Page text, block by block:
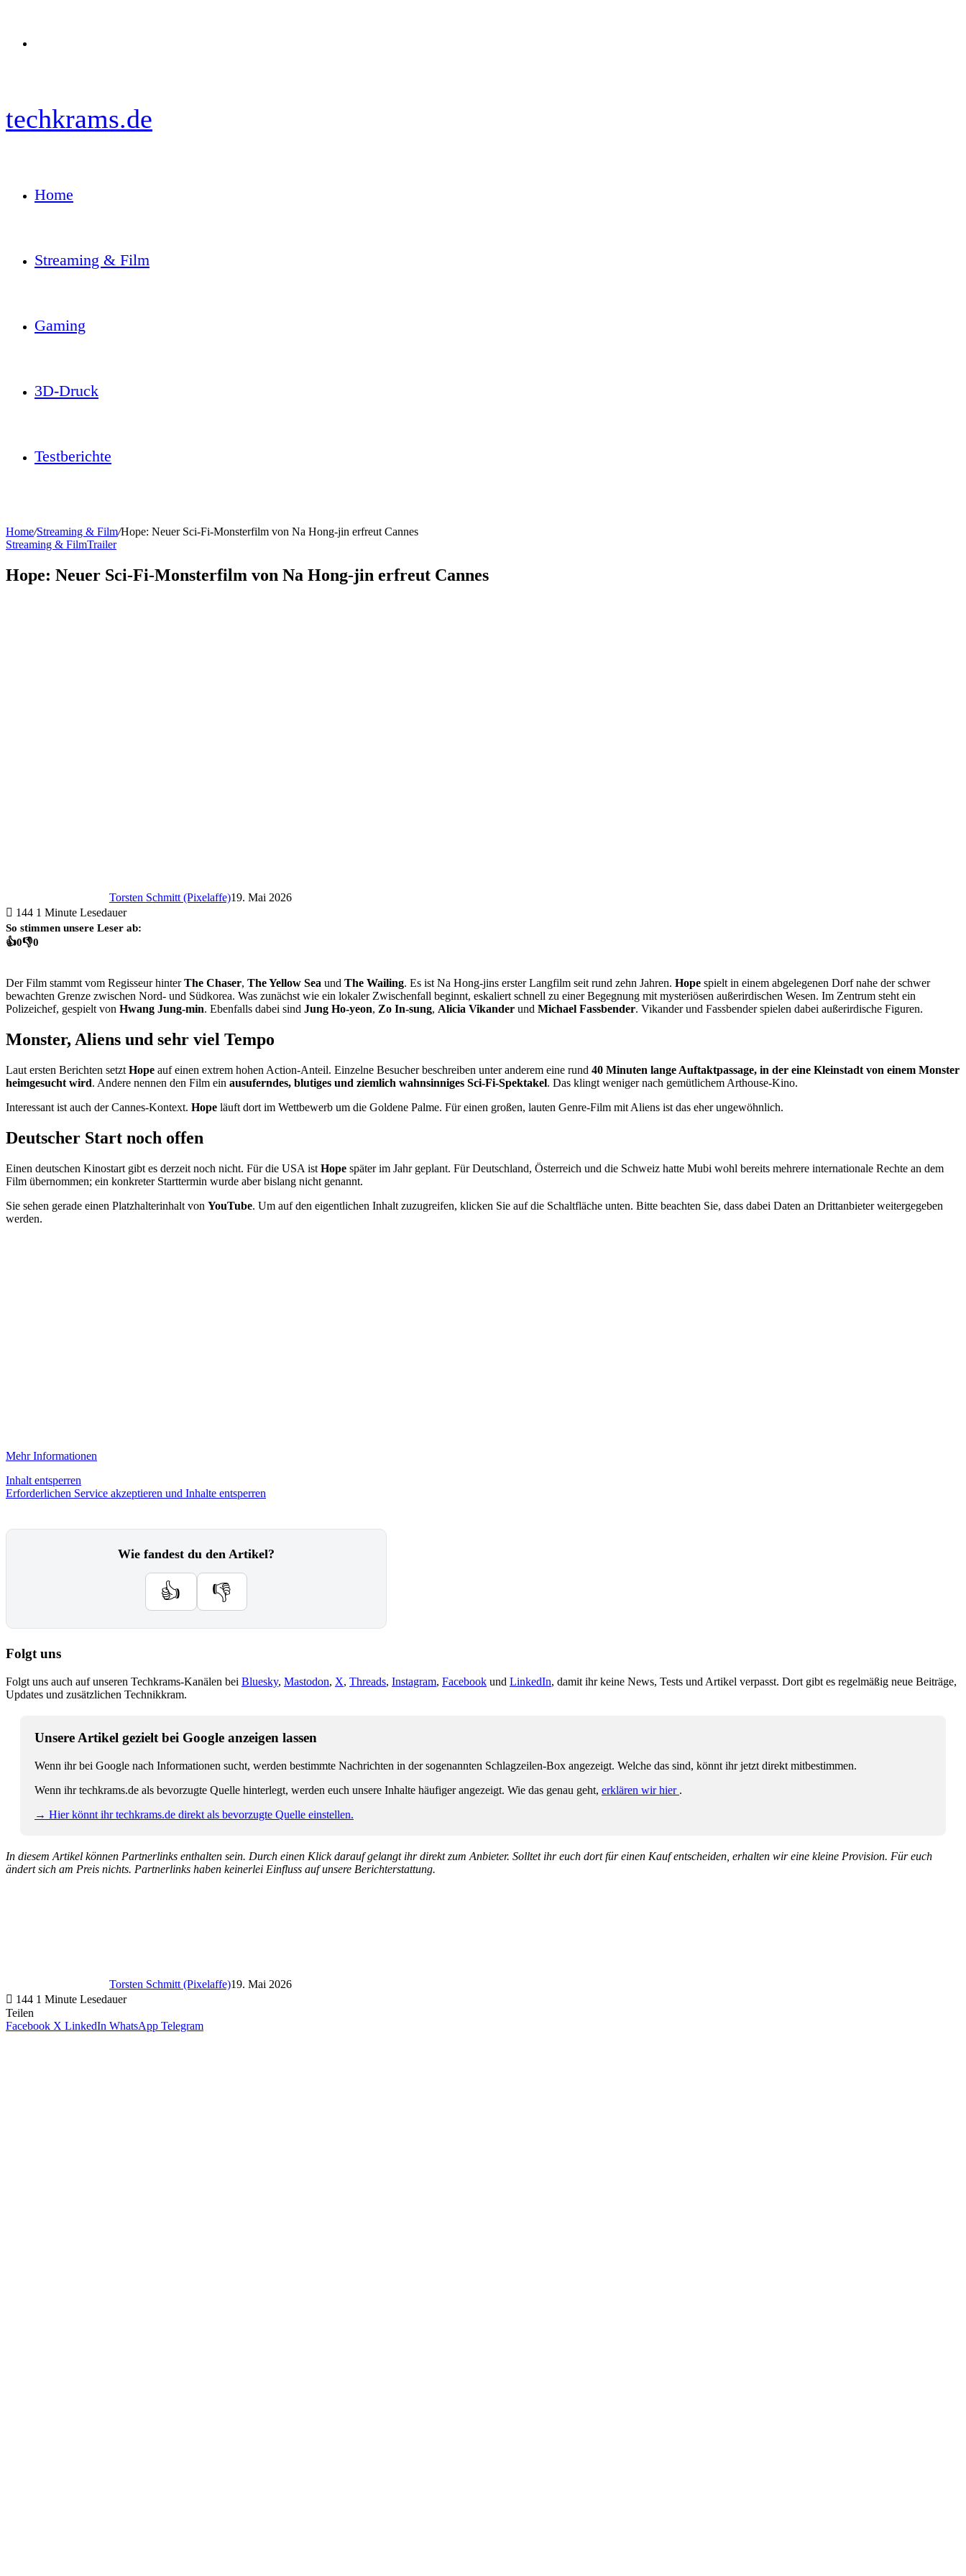
techkrams.de
Home
Streaming & Film
Gaming
3D-Druck
Testberichte
Home/Streaming & Film/Hope: Neuer Sci-Fi-Monsterfilm von Na Hong-jin erfreut Cannes
Streaming & FilmTrailer
Hope: Neuer Sci-Fi-Monsterfilm von Na Hong-jin erfreut Cannes
Torsten Schmitt (Pixelaffe)19. Mai 2026
144 1 Minute Lesedauer
So stimmen unsere Leser ab:
👍0👎0
Der Film stammt vom Regisseur hinterThe Chaser, The Yellow Sea und The Wailing. Es ist Na Hong-jins erster Langfilm seit rund zehn Jahren. Hope spielt in einem abgelegenen Dorf nahe der schwer
bewachten Grenze zwischen Nord- und Südkorea. Was zunächst wie ein lokaler Zwischenfall beginnt, eskaliert schnell zu einer Begegnung mit mysteriösen außerirdischen Wesen. Im Zentrum steht ein
Polizeichef, gespielt von Hwang Jung-min. Ebenfalls dabei sind Jung Ho-yeon, Zo In-sung, Alicia Vikander und Michael Fassbender. Vikander und Fassbender spielen dabei außerirdische Figuren.
Monster, Aliens und sehr viel Tempo
Laut ersten Berichten setzt Hope auf einen extrem hohen Action-Anteil. Einzelne Besucher beschreiben unter anderem eine rund 40 Minuten lange Auftaktpassage, in der eine Kleinstadt von einem Monster
heimgesucht wird. Andere nennen den Film ein ausuferndes, blutiges und ziemlich wahnsinniges Sci-Fi-Spektakel. Das klingt weniger nach gemütlichem Arthouse-Kino.
Interessant ist auch der Cannes-Kontext. Hope läuft dort im Wettbewerb um die Goldene Palme. Für einen großen, lauten Genre-Film mit Aliens ist das eher ungewöhnlich.
Deutscher Start noch offen
Einen deutschen Kinostart gibt es derzeit noch nicht. Für die USA ist Hope später im Jahr geplant. Für Deutschland, Österreich und die Schweiz hatte Mubi wohl bereits mehrere internationale Rechte an dem
Film übernommen; ein konkreter Starttermin wurde aber bislang nicht genannt.
Sie sehen gerade einen Platzhalterinhalt von YouTube. Um auf den eigentlichen Inhalt zuzugreifen, klicken Sie auf die Schaltfläche unten. Bitte beachten Sie, dass dabei Daten an Drittanbieter weitergegeben
werden.
Mehr Informationen
Inhalt entsperren
Erforderlichen Service akzeptieren und Inhalte entsperren
Wie fandest du den Artikel?
👍 👎
Folgt uns
Folgt uns auch auf unseren Techkrams-Kanälen bei Bluesky, Mastodon, X, Threads, Instagram, Facebook und LinkedIn, damit ihr keine News, Tests und Artikel verpasst. Dort gibt es regelmäßig neue Beiträge,
Updates und zusätzlichen Technikkram.
Unsere Artikel gezielt bei Google anzeigen lassen
Wenn ihr bei Google nach Informationen sucht, werden bestimmte Nachrichten in der sogenannten Schlagzeilen-Box angezeigt. Welche das sind, könnt ihr jetzt direkt mitbestimmen.
Wenn ihr techkrams.de als bevorzugte Quelle hinterlegt, werden euch unsere Inhalte häufiger angezeigt. Wie das genau geht, erklären wir hier .
→ Hier könnt ihr techkrams.de direkt als bevorzugte Quelle einstellen.
In diesem Artikel können Partnerlinks enthalten sein. Durch einen Klick darauf gelangt ihr direkt zum Anbieter. Solltet ihr euch dort für einen Kauf entscheiden, erhalten wir eine kleine Provision. Für euch
ändert sich am Preis nichts. Partnerlinks haben keinerlei Einfluss auf unsere Berichterstattung.
Torsten Schmitt (Pixelaffe)19. Mai 2026
144 1 Minute Lesedauer
Teilen
Facebook X LinkedIn WhatsApp Telegram